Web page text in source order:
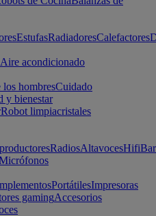
EstufasRadiadoresCalefactores
Aire acondicionado
hombresCuidado
y bienestar
Robot limpiacristales
RadiosAltavocesHifi
PortátilesImpresoras
gamingAccesorios